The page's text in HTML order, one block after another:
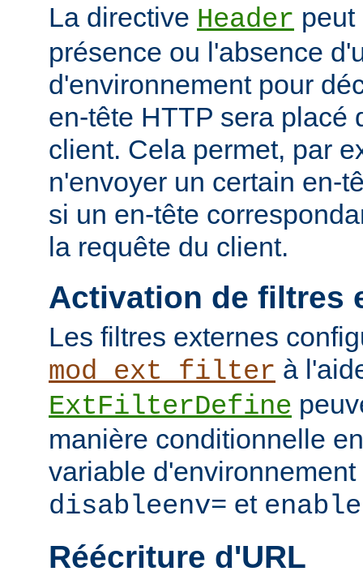
La directive Header peut
présence ou l'absence
d'environnement pour
en-tête HTTP sera placé
client. Cela permet, par
n'envoyer un certain en-
si un en-tête
la requête du client.
Activation de filtres
Les filtres externes
mod_ext_filter à
ExtFilterDefine
manière conditionnelle
variable
disableenv= et
Réécriture d'URL